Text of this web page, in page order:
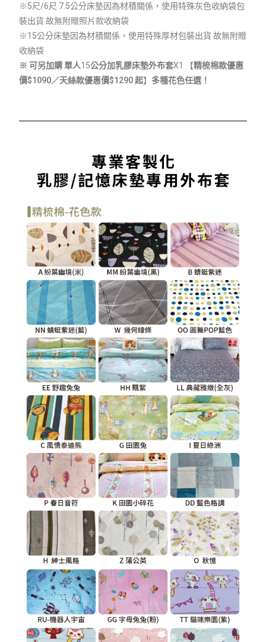
※5尺/6尺 7.5公分床墊因為材積關係，使用特殊灰色收納袋包
裝出貨 故無附贈照片款收納袋
※15公分床墊因為材積關係，使用特殊厚材包裝出貨 故無附贈
收納袋
※ 可另加購 單人15公分加乳膠床墊外布套X1 【精梳棉款優惠
價$1090／天絲款優惠價$1290 起】 多種花色任選！